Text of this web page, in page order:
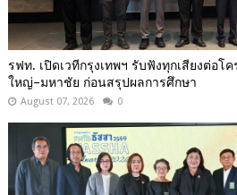
รฟท. เปิดเวทีกรุงเทพฯ รับฟังทุกเสียงต่อโ
ใหญ่–มหาชัย ก่อนสรุปผลการศึกษา
August 07, 2026 0